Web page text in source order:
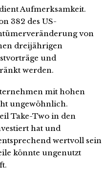
Aufmerksamkeit.
382 des US-
von
dreijährigen
und
werden.
mit hohen
ungewöhnlich.
Take-Two in den
hat und
wertvoll sein
könnte ungenutzt